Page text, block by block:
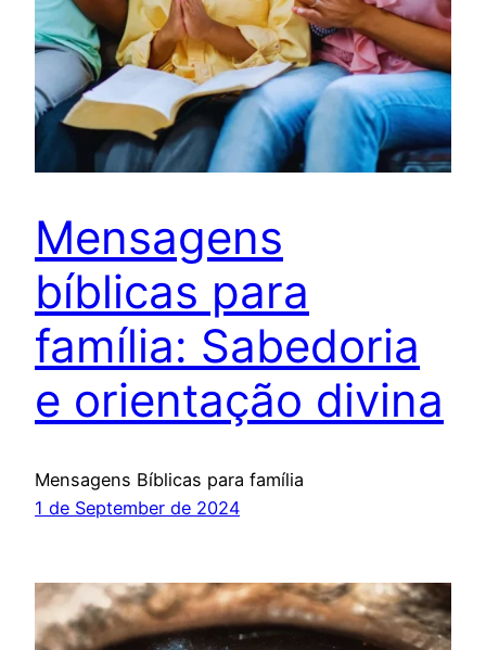
Mensagens
bíblicas para
família: Sabedoria
e orientação divina
Mensagens Bíblicas para família
1 de September de 2024